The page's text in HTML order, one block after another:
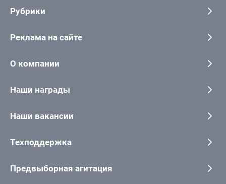
Рубрики
Реклама на сайте
О компании
Наши награды
Наши вакансии
Техподдержка
Предвыборная агитация